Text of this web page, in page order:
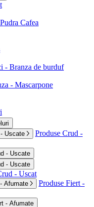
Cafea
- Branza de burduf
- Mascarpone
Uscate
Produse Crud -
- Uscate
- Uscate
- Uscat
Afumate
Produse Fiert -
- Afumate